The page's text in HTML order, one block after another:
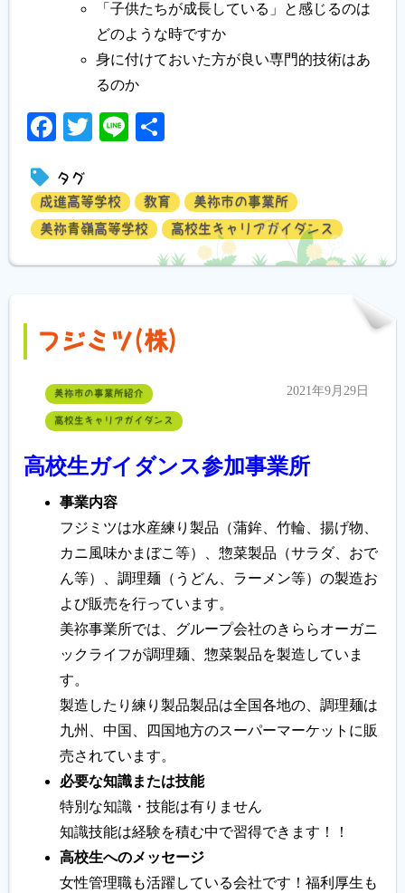
「子供たちが成長している」と感じるのは
どのような時ですか
身に付けておいた方が良い専門的技術はあ
るのか
Facebook
Twitter
Line
タグ
成進高等学校 教育
美祢市の事業所
美祢青嶺高等学校
高校生キャリアガイダンス
フジミツ(株)
美祢市の事業所紹介
高校生キャリアガイダンス
2021年9月29日
高校生ガイダンス参加事業所
事業内容
フジミツは水産練り製品（蒲鉾、竹輪、揚げ物、
カニ風味かまぼこ等）、惣菜製品（サラダ、おで
ん等）、調理麺（うどん、ラーメン等）の製造お
よび販売を行っています。
美祢事業所では、グループ会社のきららオーガニ
ックライフが調理麺、惣菜製品を製造していま
す。
製造したり練り製品製品は全国各地の、調理麺は
九州、中国、四国地方のスーパーマーケットに販
売されています。
必要な知識または技能
特別な知識・技能は有りません
知識技能は経験を積む中で習得できます！！
高校生へのメッセージ
女性管理職も活躍している会社です！福利厚生も